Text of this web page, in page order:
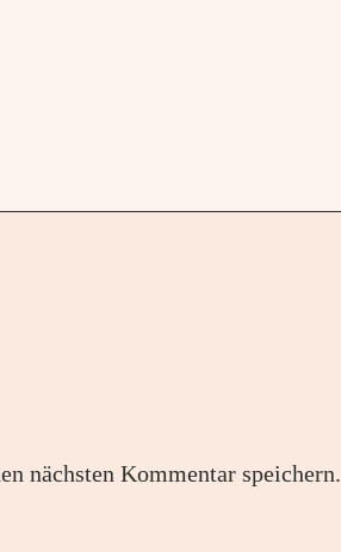
nächsten Kommentar speichern.